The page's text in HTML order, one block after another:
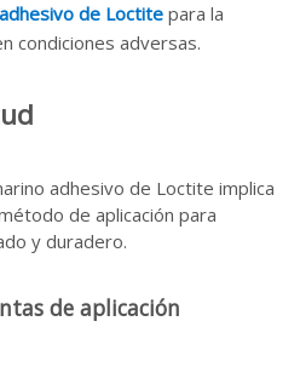
de Loctite para la
condiciones adversas.
adhesivo de Loctite implica
de aplicación para
y duradero.
de aplicación